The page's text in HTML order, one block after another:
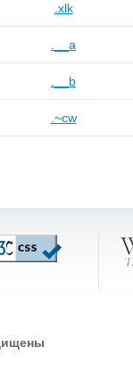
.xlk
.__a
.__b
.~cw